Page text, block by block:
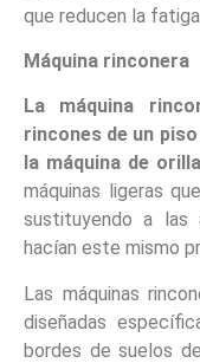
que reducen la
Máquina rinconera
La máquina
rincones de un
la máquina de
máquinas ligeras
sustituyendo a las
hacían este mismo
Las máquinas
diseñadas
bordes de suelos